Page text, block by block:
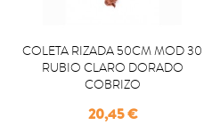
COLETA RIZADA 50CM MOD 30
RUBIO CLARO DORADO
COBRIZO
Precio
20,45 €